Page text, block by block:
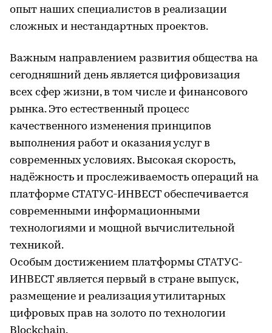
опыт наших специалистов в реализации
сложных и нестандартных проектов.
Важным направлением развития общества на
сегодняшний день является цифровизация
всех сфер жизни, в том числе и финансового
рынка. Это естественный процесс
качественного изменения принципов
выполнения работ и оказания услуг в
современных условиях. Высокая скорость,
надёжность и прослеживаемость операций на
платформе СТАТУС-ИНВЕСТ обеспечивается
современными информационными
технологиями и мощной вычислительной
техникой.
Особым достижением платформы СТАТУС-
ИНВЕСТ является первый в стране выпуск,
размещение и реализация утилитарных
цифровых прав на золото по технологии
Blockchain.